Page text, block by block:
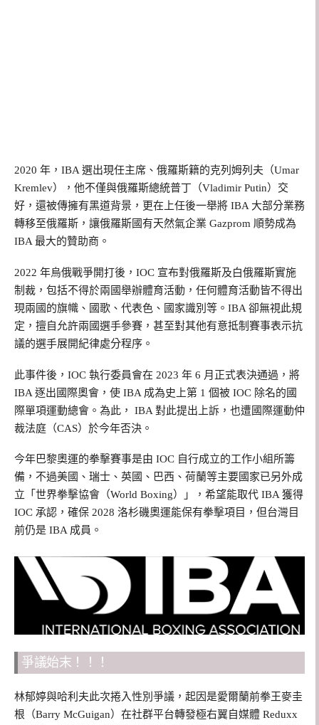
2020 年，IBA 選出現任主席、俄羅斯籍的克列姆列夫（Umar
Kremlev），他不僅與俄羅斯總統普丁（Vladimir Putin）交
好，還被傳擁有黑道背景，更在上任後一舉將 IBA 大部分業務
轉移至俄羅斯，讓俄羅斯國有天然氣企業 Gazprom 順勢成為
IBA 最大的贊助商。
2022 年烏俄戰爭開打後，IOC 宣布對俄羅斯及白俄羅斯實施
制裁，包括不得於兩國舉辦體育活動，任何體育活動皆不得出
現兩國的旗幟、國歌、代表色、國家識別等。IBA 卻無視此規
定，擅自允許兩國選手參賽，甚至對其他有意抵制賽事表示抗
議的選手展開紀律處分程序。
此事件後，IOC 執行委員會在 2023 年 6 月正式表決通過，將
IBA 逐出國際奧會，使 IBA 成為史上第 1 個被 IOC 除名的國
際單項運動總會。為此， IBA 對此提出上訴，也遭國際運動仲
裁法庭（CAS）於今年否決。
今年巴黎奧運的拳擊賽事是由 IOC 自行成立的工作小組所籌
備，不過美國、瑞士、英國、巴西、荷蘭等主要國家已另外成
立「世界拳擊協會（World Boxing）」，希望能取代 IBA 獲得
IOC 承認，確保 2028 洛杉磯奧運能保有拳擊項目，但台灣目
前仍是 IBA 成員。
爭議始末！！！
林郁婷與哈利夫此次捲入性別爭議，起因是愛爾蘭前拳王麥圭
根（Barry McGuigan）在社群平台轉發極右翼自媒體 Reduxx